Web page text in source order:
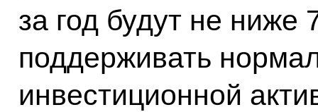
за год будут не
поддерживать
инвестиционной